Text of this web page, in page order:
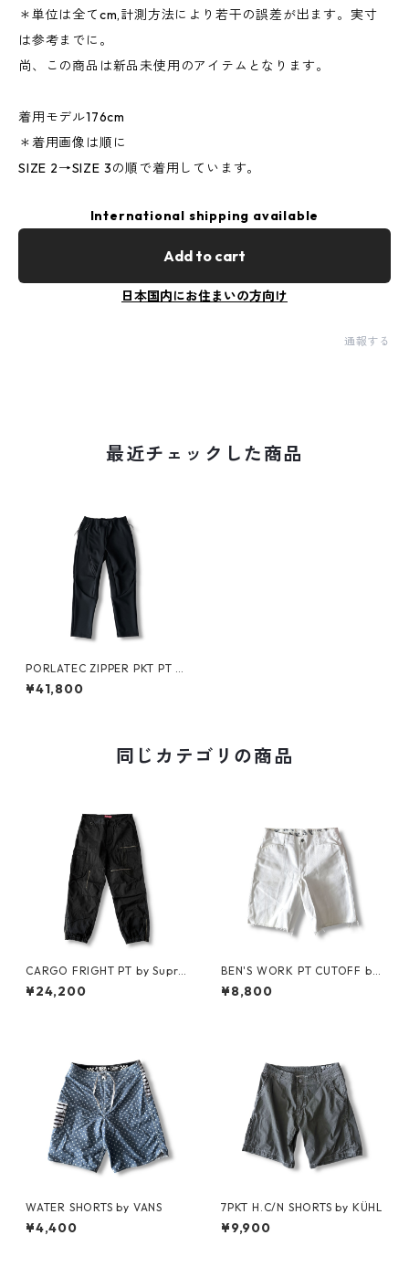
＊単位は全てcm,計測方法により若干の誤差が出ます。実寸
は参考までに。
尚、この商品は新品未使用のアイテムとなります。
着用モデル176cm
＊着用画像は順に
SIZE 2→SIZE 3の順で着用しています。
International shipping available
Add to cart
日本国内にお住まいの方向け
通報する
最近チェックした商品
PORLATEC ZIPPER PKT PT -
GHOST ALMOSTBLACK-
¥41,800
同じカテゴリの商品
CARGO FRIGHT PT by Supre
me
¥24,200
BEN'S WORK PT CUTOFF by
Ben Davis
¥8,800
WATER SHORTS by VANS
¥4,400
7PKT H.C/N SHORTS by KÜHL
¥9,900